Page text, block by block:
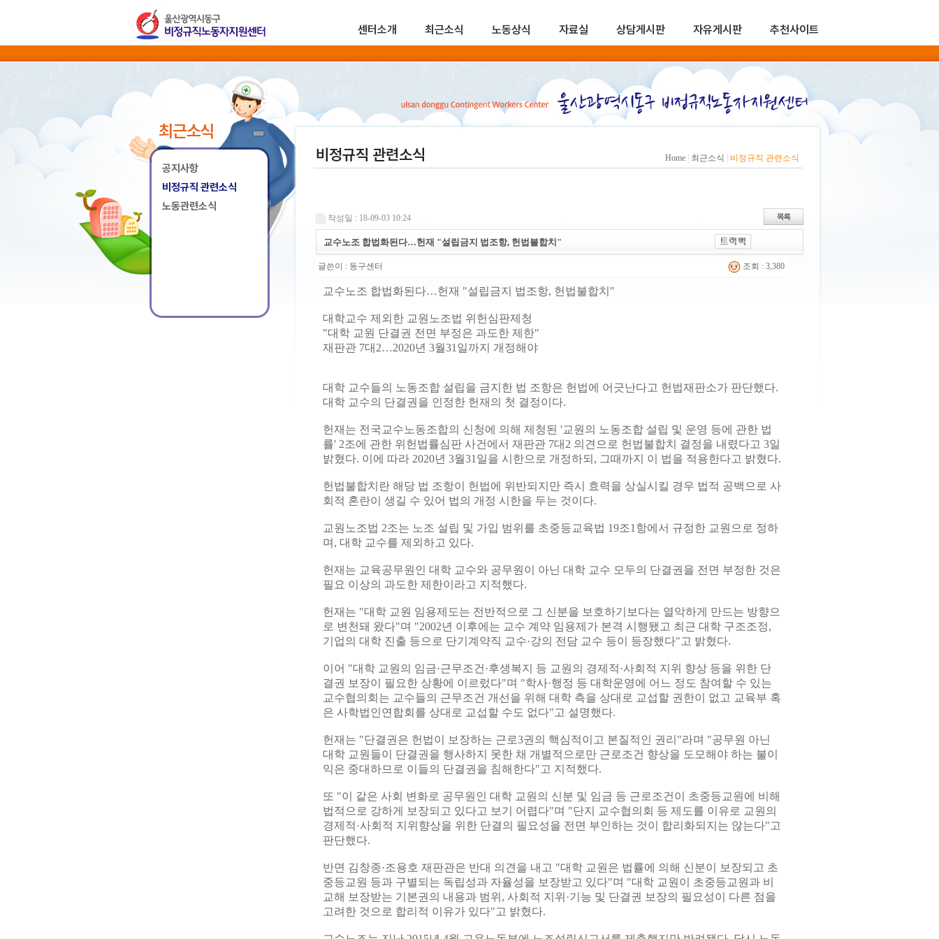
센터소개 최근소식 노동상식 자료실 상담게시판 자유게시판 추천사이트
최근소식
공지사항
비정규직 관련소식
노동관련소식
비정규직 관련소식 Home 최근소식 비정규직 관련소식
작성일 : 18-09-03 10:24
교수노조 합법화된다…헌재 "설립금지 법조항, 헌법불합치"
글쓴이 : 동구센터 조회 : 3,380
교수노조 합법화된다…헌재 "설립금지 법조항, 헌법불합치"
대학교수 제외한 교원노조법 위헌심판제청
"대학 교원 단결권 전면 부정은 과도한 제한"
재판관 7대2…2020년 3월31일까지 개정해야
대학 교수들의 노동조합 설립을 금지한 법 조항은 헌법에 어긋난다고 헌법재판소가 판단했다.
대학 교수의 단결권을 인정한 헌재의 첫 결정이다.
헌재는 전국교수노동조합의 신청에 의해 제청된 '교원의 노동조합 설립 및 운영 등에 관한 법
률' 2조에 관한 위헌법률심판 사건에서 재판관 7대2 의견으로 헌법불합치 결정을 내렸다고 3일
밝혔다. 이에 따라 2020년 3월31일을 시한으로 개정하되, 그때까지 이 법을 적용한다고 밝혔다.
헌법불합치란 해당 법 조항이 헌법에 위반되지만 즉시 효력을 상실시킬 경우 법적 공백으로 사
회적 혼란이 생길 수 있어 법의 개정 시한을 두는 것이다.
교원노조법 2조는 노조 설립 및 가입 범위를 초중등교육법 19조1항에서 규정한 교원으로 정하
며, 대학 교수를 제외하고 있다.
헌재는 교육공무원인 대학 교수와 공무원이 아닌 대학 교수 모두의 단결권을 전면 부정한 것은
필요 이상의 과도한 제한이라고 지적했다.
헌재는 "대학 교원 임용제도는 전반적으로 그 신분을 보호하기보다는 열악하게 만드는 방향으
로 변천돼 왔다"며 "2002년 이후에는 교수 계약 임용제가 본격 시행됐고 최근 대학 구조조정,
기업의 대학 진출 등으로 단기계약직 교수·강의 전담 교수 등이 등장했다"고 밝혔다.
이어 "대학 교원의 임금·근무조건·후생복지 등 교원의 경제적·사회적 지위 향상 등을 위한 단
결권 보장이 필요한 상황에 이르렀다"며 "학사·행정 등 대학운영에 어느 정도 참여할 수 있는
교수협의회는 교수들의 근무조건 개선을 위해 대학 측을 상대로 교섭할 권한이 없고 교육부 혹
은 사학법인연합회를 상대로 교섭할 수도 없다"고 설명했다.
헌재는 "단결권은 헌법이 보장하는 근로3권의 핵심적이고 본질적인 권리"라며 "공무원 아닌
대학 교원들이 단결권을 행사하지 못한 채 개별적으로만 근로조건 향상을 도모해야 하는 불이
익은 중대하므로 이들의 단결권을 침해한다"고 지적했다.
또 "이 같은 사회 변화로 공무원인 대학 교원의 신분 및 임금 등 근로조건이 초중등교원에 비해
법적으로 강하게 보장되고 있다고 보기 어렵다"며 "단지 교수협의회 등 제도를 이유로 교원의
경제적·사회적 지위향상을 위한 단결의 필요성을 전면 부인하는 것이 합리화되지는 않는다"고
판단했다.
반면 김창종·조용호 재판관은 반대 의견을 내고 "대학 교원은 법률에 의해 신분이 보장되고 초
중등교원 등과 구별되는 독립성과 자율성을 보장받고 있다"며 "대학 교원이 초중등교원과 비
교해 보장받는 기본권의 내용과 범위, 사회적 지위·기능 및 단결권 보장의 필요성이 다른 점을
고려한 것으로 합리적 이유가 있다"고 밝혔다.